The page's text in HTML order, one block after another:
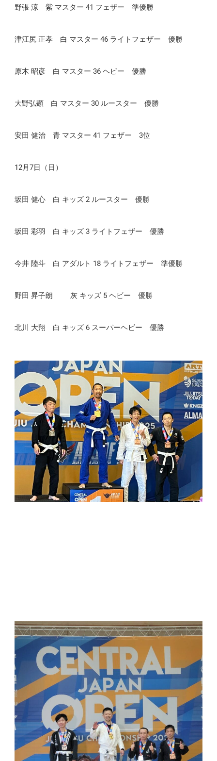
野張 涼 紫 マスター 41 フェザー 準優勝
津江尻 正孝 白 マスター 46 ライトフェザー 優勝
原木 昭彦 白 マスター 36 ヘビー 優勝
大野弘顕 白 マスター 30 ルースター 優勝
安田 健治 青 マスター 41 フェザー 3位
12月7日（日）
坂田 健心 白 キッズ 2 ルースター 優勝
坂田 彩羽 白 キッズ 3 ライトフェザー 優勝
今井 陸斗 白 アダルト 18 ライトフェザー 準優勝
野田 昇子朗 灰 キッズ 5 ヘビー 優勝
北川 大翔 白 キッズ 6 スーパーヘビー 優勝